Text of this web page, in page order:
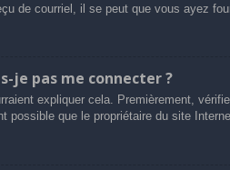
de courriel, il se peut que vous ayez
je pas me connecter ?
expliquer cela. Premièrement,
possible que le propriétaire du site